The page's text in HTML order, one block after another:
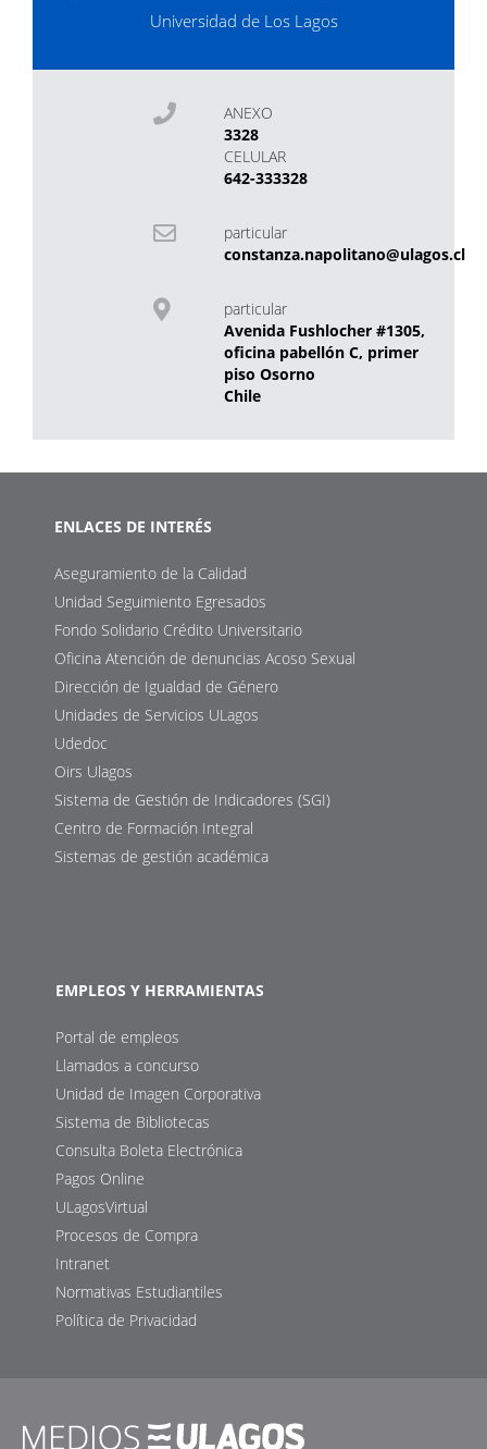
Universidad de Los Lagos
ANEXO
3328
CELULAR
642-333328
particular
constanza.napolitano@ulagos.cl
particular
Avenida Fushlocher #1305,
oficina pabellón C, primer
piso Osorno
Chile
ENLACES DE INTERÉS
Aseguramiento de la Calidad
Unidad Seguimiento Egresados
Fondo Solidario Crédito Universitario
Oficina Atención de denuncias Acoso Sexual
Dirección de Igualdad de Género
Unidades de Servicios ULagos
Udedoc
Oirs Ulagos
Sistema de Gestión de Indicadores (SGI)
Centro de Formación Integral
Sistemas de gestión académica
EMPLEOS Y HERRAMIENTAS
Portal de empleos
Llamados a concurso
Unidad de Imagen Corporativa
Sistema de Bibliotecas
Consulta Boleta Electrónica
Pagos Online
ULagosVirtual
Procesos de Compra
Intranet
Normativas Estudiantiles
Política de Privacidad